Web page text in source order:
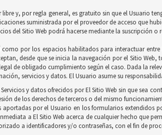
libre y, por regla general, es gratuito sin que el Usuario
suministrada por el proveedor de acceso que
del Sitio Web podrá hacerse mediante la suscripción o
por los espacios habilitados para interactuar
desde que se inicia la navegación por el Sitio
de obligado cumplimiento según el caso. Dada la
servicios y datos. El Usuario asume su
y datos ofrecidos por El Sitio Web sin que sea
de los derechos de terceros o del mismo
por el Usuario en los formularios extendidos
a El Sitio Web acerca de cualquier hecho que
a identificadores y/o contraseñas, con el fin de